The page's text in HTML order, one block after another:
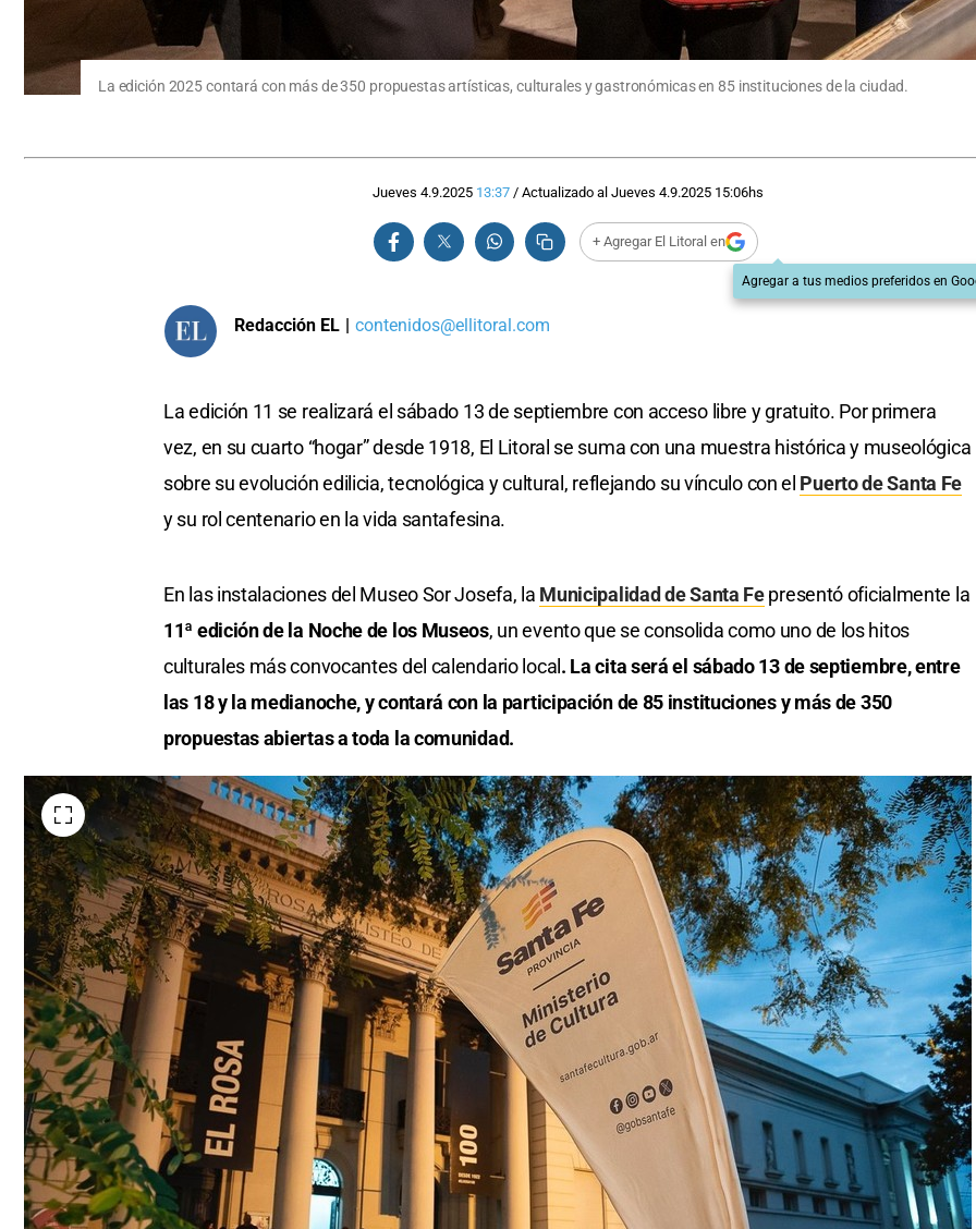
La edición 2025 contará con más de 350 propuestas artísticas, culturales y gastronómicas en 85 instituciones de la ciudad.
Jueves 4.9.2025 13:37/ Actualizado al Jueves 4.9.2025 15:06hs
+ Agregar El Litoral en
Agregar a tus medios preferidos en
Redacción EL | contenidos@ellitoral.com
La edición 11 se realizará el sábado 13 de septiembre con acceso libre y gratuito. Por primera
vez, en su cuarto “hogar” desde 1918, El Litoral se suma con una muestra histórica y museológica
sobre su evolución edilicia, tecnológica y cultural, reflejando su vínculo con el Puerto de Santa Fe
y su rol centenario en la vida santafesina.
En las instalaciones del Museo Sor Josefa, la Municipalidad de Santa Fepresentó oficialmente la
11ª edición de la Noche de los Museos, un evento que se consolida como uno de los hitos
culturales más convocantes del calendario local . La cita será el sábado 13 de septiembre, entre
las 18 y la medianoche, y contará con la participación de 85 instituciones y más de 350
propuestas abiertas a toda la comunidad.